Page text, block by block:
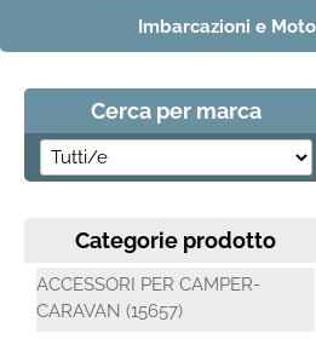
Imbarcazioni e
Cerca per marca
Categorie prodotto
ACCESSORI PER CAMPER-
CARAVAN (15657)